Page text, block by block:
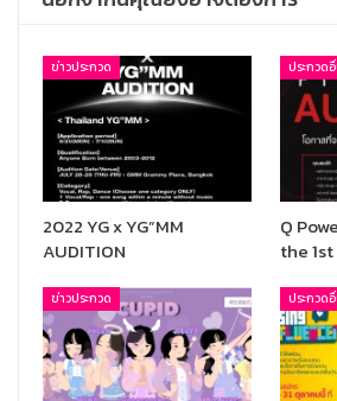
ข่าวประกวด
2022 YG x YG”MM
AUDITION
ประกวด
Q
the
ข่าวประกวด ประกวด